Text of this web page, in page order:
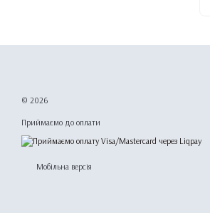
© 2026
Приймаємо до оплати
Мобільна версія